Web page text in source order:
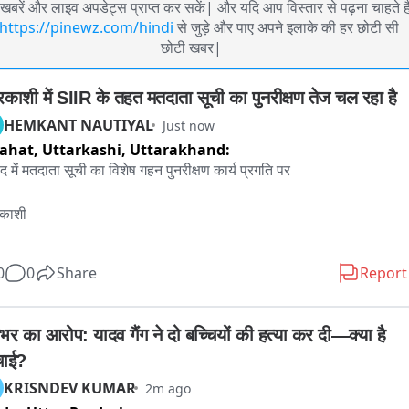
खबरें और लाइव अपडेट्स प्राप्त कर सकें| और यदि आप विस्तार से पढ़ना चाहते
https://pinewz.com/hindi से जुड़े और पाए अपने इलाके की हर छोटी सी
छोटी खबर|
में SIIR के तहत मतदाता सूची का पुनरीक्षण तेज चल रहा है
HEMKANT NAUTIYAL Just now
Uttarkashi, Uttarakhand:
में मतदाता सूची का विशेष गहन पुनरीक्षण कार्य प्रगति पर
कार्यक्रम के तहत मतदाता सूची के शुद्धिकरण का कार्य तीव्र गति से चल
सुनवाई करते हुए उनका समयबद्ध निस्तारण किया जा रहा है। जनपद की
विधानसभाओं के कुल 558 मतदान केंद्रों पर बीएलओ एवं निर्वाचन कार्मिक मुस्तैदी
कर रहे है अब तक कुल 63717 नोटिसों के sापेक्ष 54933 मतदाताओं को
वितरित किए जा चुके हैं। जिनमें से पुरोला विधानसभा में 22426 नोटिसों के
0 Share Report
का आरोप: यादव गैंग ने दो बच्चियों की हत्या कर दी—क्या है
KRISNDEV KUMAR 2m ago